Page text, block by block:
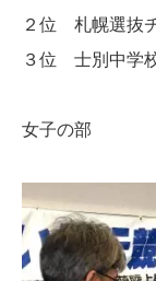
２位 札幌選
３位 士別中
女子の部